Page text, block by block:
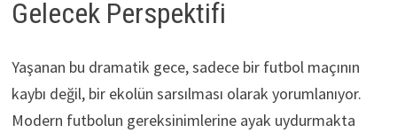
Gelecek Perspektifi
Yaşanan bu dramatik gece, sadece bir futbol maçının
kaybı değil, bir ekolün sarsılması olarak yorumlanıyor.
Modern futbolun gereksinimlerine ayak uydurmakta